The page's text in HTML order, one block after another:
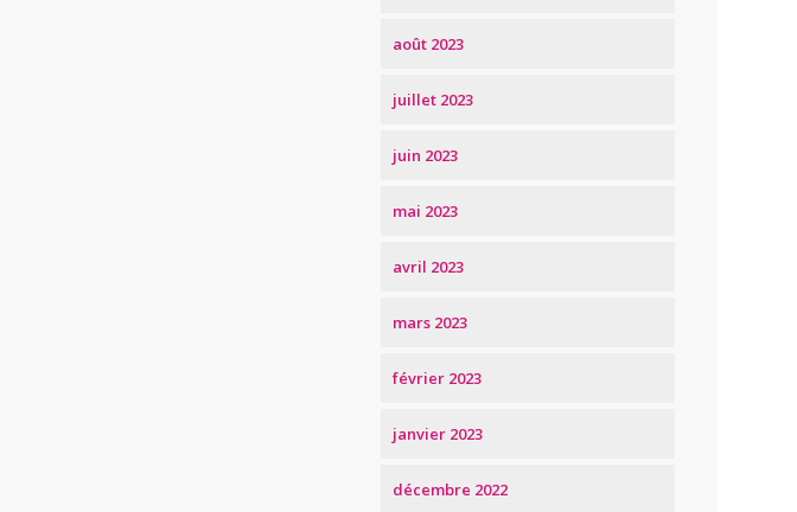
août 2023
juillet 2023
juin 2023
mai 2023
avril 2023
mars 2023
février 2023
janvier 2023
décembre 2022